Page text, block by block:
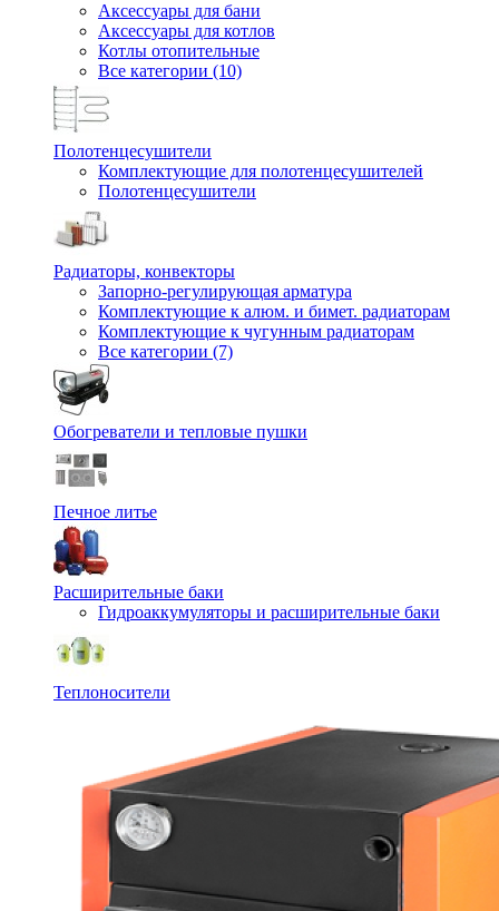
Аксессуары для бани
Аксессуары для котлов
Котлы отопительные
Все категории (10)
Полотенцесушители
Комплектующие для полотенцесушителей
Полотенцесушители
Радиаторы, конвекторы
Запорно-регулирующая арматура
Комплектующие к алюм. и бимет. радиаторам
Комплектующие к чугунным радиаторам
Все категории (7)
Обогреватели и тепловые пушки
Печное литье
Расширительные баки
Гидроаккумуляторы и расширительные баки
Теплоносители